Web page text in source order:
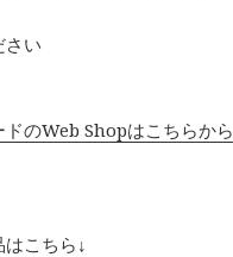
さい
のWeb Shopはこちらから
こちら↓